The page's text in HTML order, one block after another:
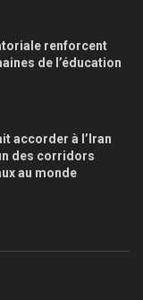
renforcent
de l’éducation
accorder à l’Iran
des corridors
au monde